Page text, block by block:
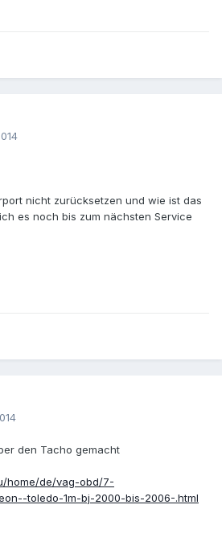
nicht zurücksetzen und wie ist das
es noch bis zum nächsten Service
den Tacho gemacht
home/de/vag-obd/7-
toledo-1m-bj-2000-bis-2006-.html